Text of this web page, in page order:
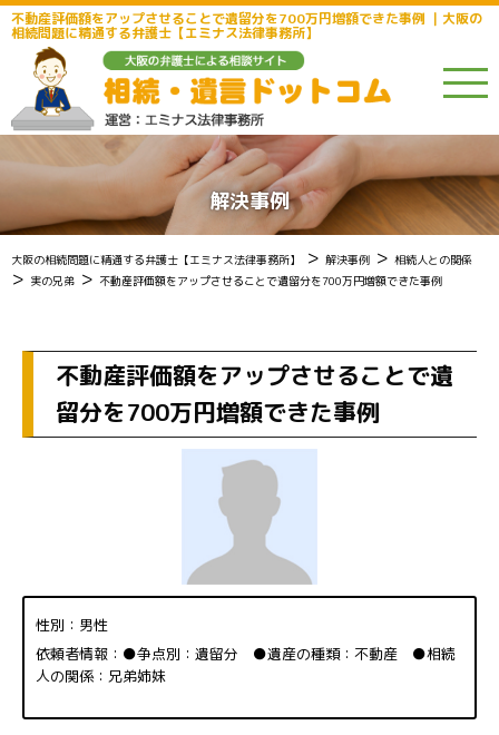
不動産評価額をアップさせることで遺留分を700万円増額できた事例 ｜大阪の
相続問題に精通する弁護士【エミナス法律事務所】
解決事例
大阪の相続問題に精通する弁護士【エミナス法律事務所】 > 解決事例 > 相続人との関係
> 実の兄弟 > 不動産評価額をアップさせることで遺留分を700万円増額できた事例
不動産評価額をアップさせることで遺
留分を700万円増額できた事例
性別：男性
依頼者情報：●争点別：遺留分 ●遺産の種類：不動産 ●相続
人の関係：兄弟姉妹